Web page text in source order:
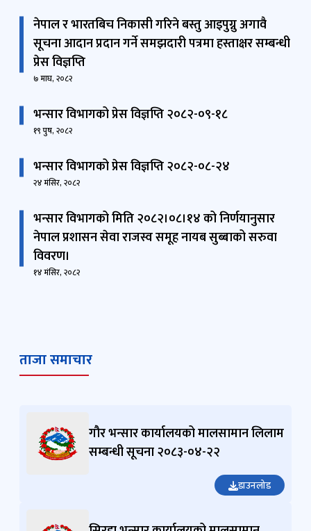
नेपाल र भारतबिच निकासी गरिने बस्तु आइपुग्नु अगावै
सूचना आदान प्रदान गर्ने समझदारी पत्रमा हस्ताक्षर सम्बन्धी
प्रेस विज्ञप्ति
७ माघ, २०८२
भन्सार विभागको प्रेस विज्ञप्ति २०८२-०९-१८
१९ पुष, २०८२
भन्सार विभागको प्रेस विज्ञप्ति २०८२-०८-२४
२४ मंसिर, २०८२
भन्सार विभागको मिति २०८२।०८।१४ को निर्णयानुसार
नेपाल प्रशासन सेवा राजस्व समूह नायब सुब्बाको सरुवा
विवरण।
१४ मंसिर, २०८२
ताजा समाचार
गौर भन्सार कार्यालयको मालसामान लिलाम
सम्बन्धी सूचना २०८३-०४-२२
डाउनलोड